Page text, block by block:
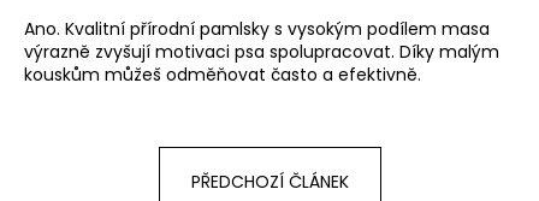
Ano. Kvalitní přírodní pamlsky s vysokým podílem masa
výrazně zvyšují motivaci psa spolupracovat. Díky malým
kouskům můžeš odměňovat často a efektivně.
PŘEDCHOZÍ ČLÁNEK
SVATEBNÍ
VODÍTKO
ELEGANTNÍ